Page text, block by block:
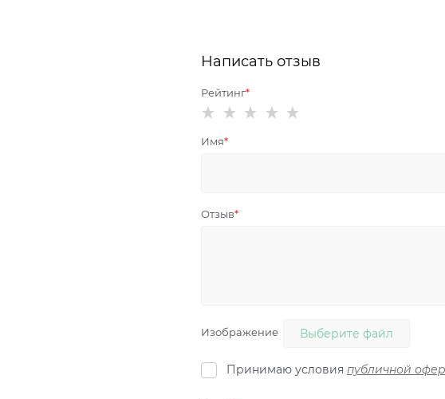
Написать отзыв
Рейтинг
Имя
Отзыв
Изображение Выберите файл
Принимаю условия публичной